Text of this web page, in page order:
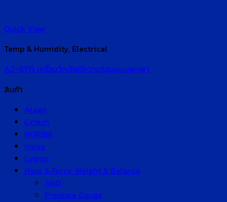
Quick View
Temp & Humidity, Electrical
AZ-8715 เครื่องวัดดัชนีความร้อนแบบพกพา
สินค้า
Atago
Extech
HORIBA
Insize
Lutron
Mass & Force, Weight & Balance
AND
Pressure Gauge